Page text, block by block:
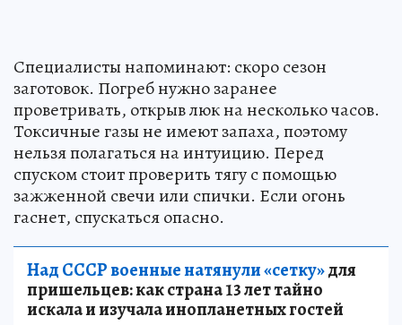
Специалисты напоминают: скоро сезон
заготовок. Погреб нужно заранее
проветривать, открыв люк на несколько часов.
Токсичные газы не имеют запаха, поэтому
нельзя полагаться на интуицию. Перед
спуском стоит проверить тягу с помощью
зажженной свечи или спички. Если огонь
гаснет, спускаться опасно.
Над СССР военные натянули «сетку»для
пришельцев: как страна 13 лет тайно
искала и изучала инопланетных гостей